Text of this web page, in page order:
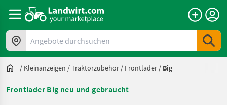
Angebote durchsuchen
/ Kleinanzeigen /Traktorzubehör / Frontlader / Big
Frontlader Big neu und gebraucht